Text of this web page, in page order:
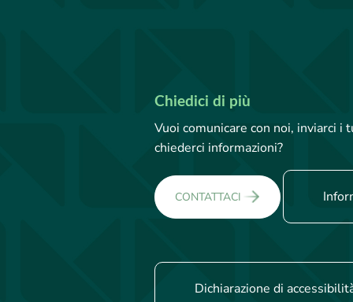
Chiedici di più
Vuoi comunicare con noi, inviarci
chiederci informazioni?
CONTATTACI
Dichiarazione di